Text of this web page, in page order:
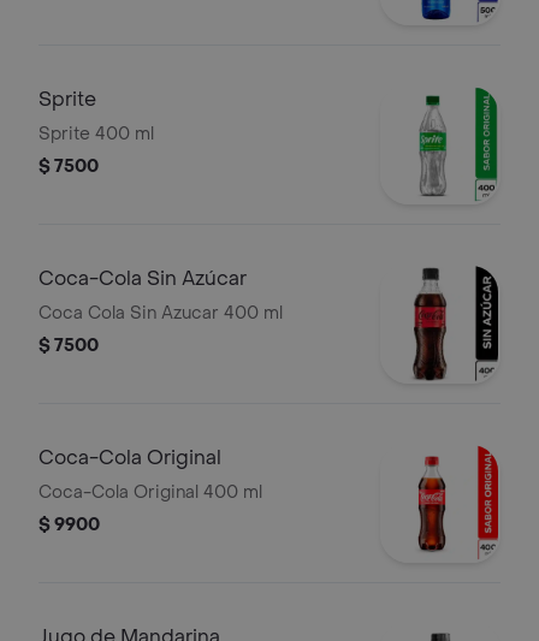
Sprite
Sprite 400 ml
$ 7500
Coca-Cola Sin Azúcar
Coca Cola Sin Azucar 400 ml
$ 7500
Coca-Cola Original
Coca-Cola Original 400 ml
$ 9900